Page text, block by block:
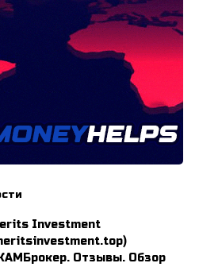
Investment
Отзывы. Обзор